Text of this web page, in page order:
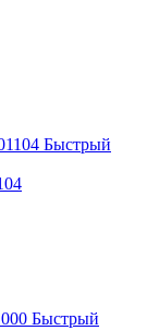
Быстрый
Быстрый